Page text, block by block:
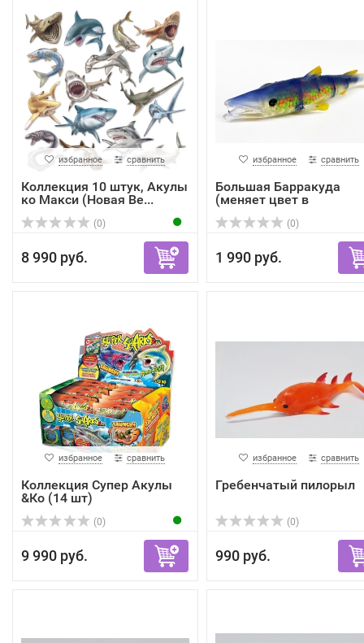
избранное сравнить
Коллекция 10 штук, Акулы
ко Макси (Новая Ве...
(0)
8 990 руб.
избранное сравнить
Большая Барракуда
(меняет цвет в
зависимост...
(0)
1 990 руб.
избранное сравнить
Коллекция Супер Акулы
&Кo (14 шт)
(0)
9 990 руб.
избранное сравнить
Гребенчатый пилорыл
(0)
990 руб.